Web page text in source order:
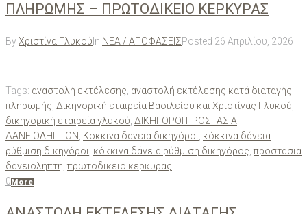
ΠΛΗΡΩΜΗΣ – ΠΡΩΤΟΔΙΚΕΙΟ ΚΕΡΚΥΡΑΣ
ByΧριστίνα Γλυκού In ΝΕΑ / ΑΠΟΦΑΣΕΙΣPosted 26 Απριλίου, 2026
Tags: αναστολή εκτέλεσης αναστολή εκτέλεσης κατά διαταγής
πληρωμής Δικηγορική εταιρεία Βασιλείου και Χριστίνας Γλυκού
δικηγορική εταιρεία γλυκού ΔΙΚΗΓΟΡΟΙ ΠΡΟΣΤΑΣΙΑ
ΔΑΝΕΙΟΛΗΠΤΩΝ Κοκκινα δανεια δικηγόροι κόκκινα δάνεια
ρύθμιση δικηγόροι κόκκινα δάνεια ρύθμιση δικηγόρος προστασια
δανειοληπτη πρωτοδικειο κερκυρας
0 More